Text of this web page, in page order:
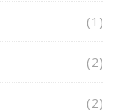
(1)
(2)
(2)